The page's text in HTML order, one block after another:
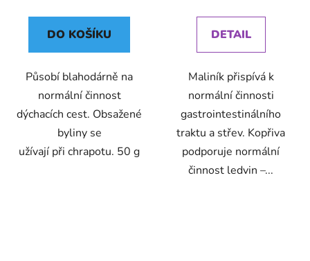
DO KOŠÍKU
Působí blahodárně na
normální činnost
dýchacích cest. Obsažené
byliny se
užívají při chrapotu. 50 g
DETAIL
Maliník přispívá k
normální činnosti
gastrointestinálního
traktu a střev. Kopřiva
podporuje normální
činnost ledvin –...